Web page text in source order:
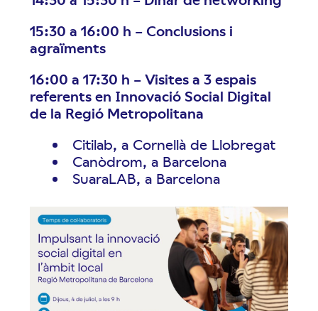
15:30 a 16:00 h – Conclusions i
agraïments
16:00 a 17:30 h – Visites a 3 espais
referents en Innovació Social Digital
de la Regió Metropolitana
Citilab, a Cornellà de Llobregat
Canòdrom, a Barcelona
SuaraLAB, a Barcelona